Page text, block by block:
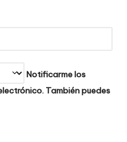
Notificarme los
También puedes